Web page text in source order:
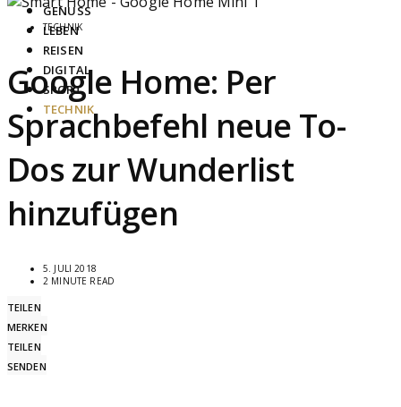
GENUSS
LEBEN
REISEN
DIGITAL
SPORT
TECHNIK
TECHNIK
Google Home: Per
Sprachbefehl neue To-
Dos zur Wunderlist
hinzufügen
5. JULI 2018
2 MINUTE READ
TEILEN
MERKEN
TEILEN
SENDEN